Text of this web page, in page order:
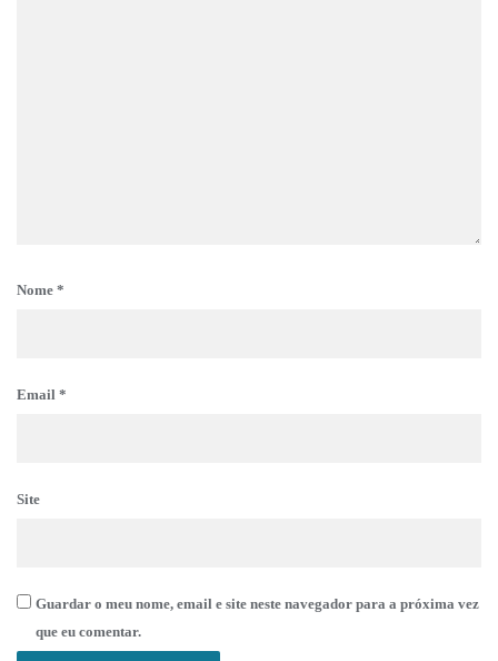
Nome *
Email *
Site
Guardar o meu nome, email e site neste navegador para a próxima vez
que eu comentar.